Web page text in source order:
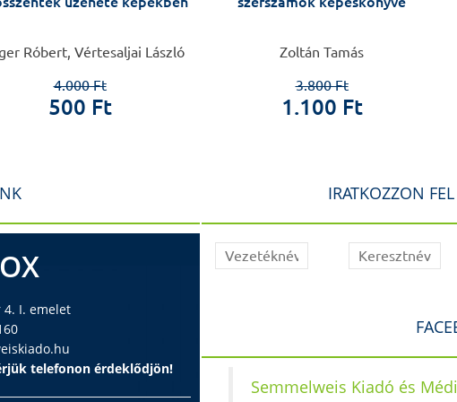
Róbert, Vértesaljai László
4.000 Ft
500 Ft
Zoltán Tamás
3.800 Ft
1.100 Ft
4. I. emelet
telefonon érdeklődjön!
IRATKOZZON
Semmelweis Kiadó és